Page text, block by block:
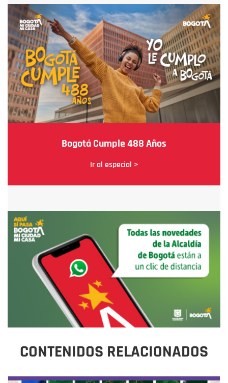
Bogotá Cumple 488 Años
Ir al especial >
CONTENIDOS RELACIONADOS